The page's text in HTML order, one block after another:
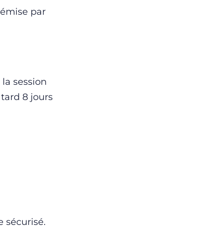
par
session
8 jours
sécurisé.